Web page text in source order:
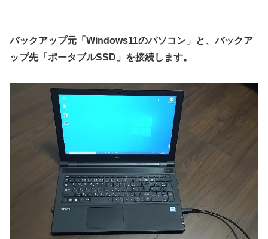
バックアップ元「Windows11のパソコン」と、バックア
ップ先「ポータブルSSD」を接続します。